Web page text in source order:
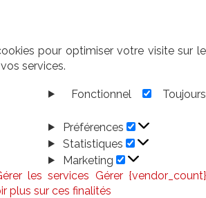
pour optimiser votre visite sur le
services.
Fonctionnel
Toujours
Préférences
Statistiques
Marketing
les services Gérer {vendor_count}
plus sur ces finalités